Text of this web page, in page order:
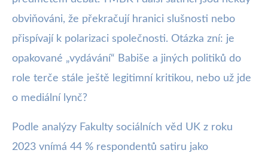
obviňováni, že překračují hranici slušnosti nebo
přispívají k polarizaci společnosti. Otázka zní: je
opakované „vydávání“ Babiše a jiných politiků do
role terče stále ještě legitimní kritikou, nebo už jde
o mediální lynč?
Podle analýzy Fakulty sociálních věd UK z roku
2023 vnímá 44 % respondentů satiru jako